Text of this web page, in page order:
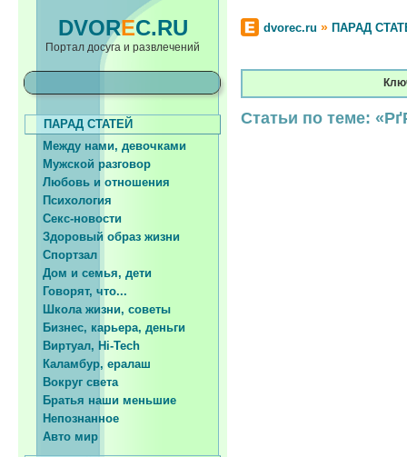
DVOREC.RU
Портал досуга и развлечений
dvorec.ru » ПАРАД
ПАРАД СТАТЕЙ
Между нами, девочками
Мужской разговор
Любовь и отношения
Психология
Секс-новости
Здоровый образ жизни
Спортзал
Дом и семья, дети
Говорят, что...
Школа жизни, советы
Бизнес, карьера, деньги
Виртуал, Hi-Tech
Каламбур, ералаш
Вокруг света
Братья наши меньшие
Непознанное
Авто мир
Статьи по теме: